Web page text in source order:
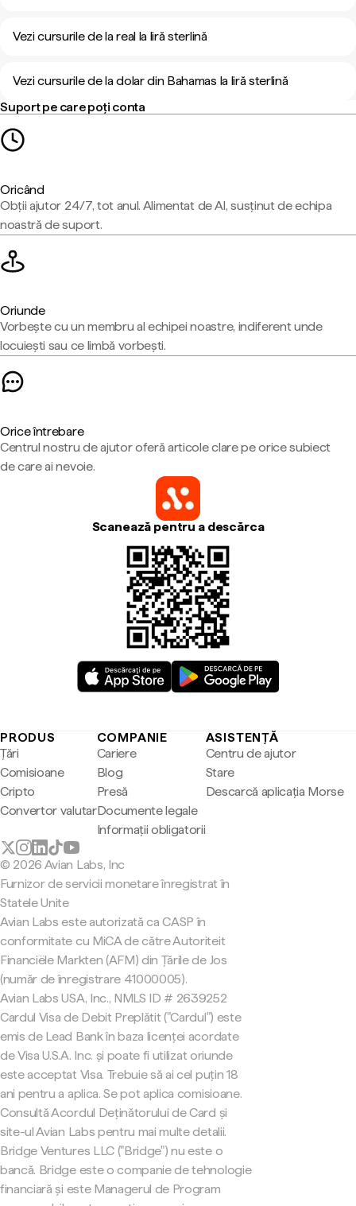
Vezi cursurile de la real la liră sterlină
Vezi cursurile de la dolar din Bahamas la liră sterlină
Suport pe care poți conta
Oricând
Obții ajutor 24/7, tot anul. Alimentat de AI, susținut de echipa
noastră de suport.
Oriunde
Vorbește cu un membru al echipei noastre, indiferent unde
locuiești sau ce limbă vorbești.
Orice întrebare
Centrul nostru de ajutor oferă articole clare pe orice subiect
de care ai nevoie.
Scanează pentru a descărca
PRODUS
Țări
Comisioane
Cripto
Convertor valutar
COMPANIE
Cariere
Blog
Presă
Documente legale
Informații obligatorii
ASISTENȚĂ
Centru de ajutor
Stare
Descarcă aplicația Morse
© 2026 Avian Labs, Inc
Furnizor de servicii monetare înregistrat în
Statele Unite
Avian Labs este autorizată ca CASP în
conformitate cu MiCA de către Autoriteit
Financiële Markten (AFM) din Țările de Jos
(număr de înregistrare 41000005).
Avian Labs USA, Inc., NMLS ID # 2639252
Cardul Visa de Debit Preplătit ("Cardul") este
emis de Lead Bank în baza licenței acordate
de Visa U.S.A. Inc. și poate fi utilizat oriunde
este acceptat Visa. Trebuie să ai cel puțin 18
ani pentru a aplica. Se pot aplica comisioane.
Consultă Acordul Deținătorului de Card și
site-ul Avian Labs pentru mai multe detalii.
Bridge Ventures LLC ("Bridge") nu este o
bancă. Bridge este o companie de tehnologie
financiară și este Managerul de Program